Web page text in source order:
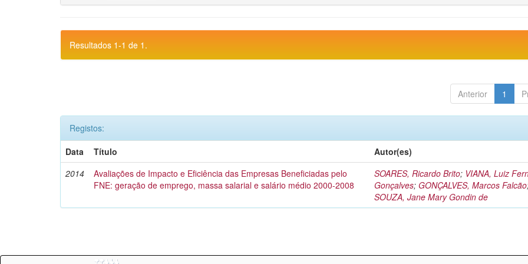
Resultados 1-1 de 1.
Anterior 1
Registos:
Data
Título
Autor(es)
2014
Avaliações de Impacto e Eficiência das Empresas Beneficiadas pelo
FNE: geração de emprego, massa salarial e salário médio 2000-2008
SOARES, Ricardo Brito; VIANA, Luiz
Gonçalves;GONÇALVES, Marcos Falcão
SOUZA, Jane Mary Gondin de